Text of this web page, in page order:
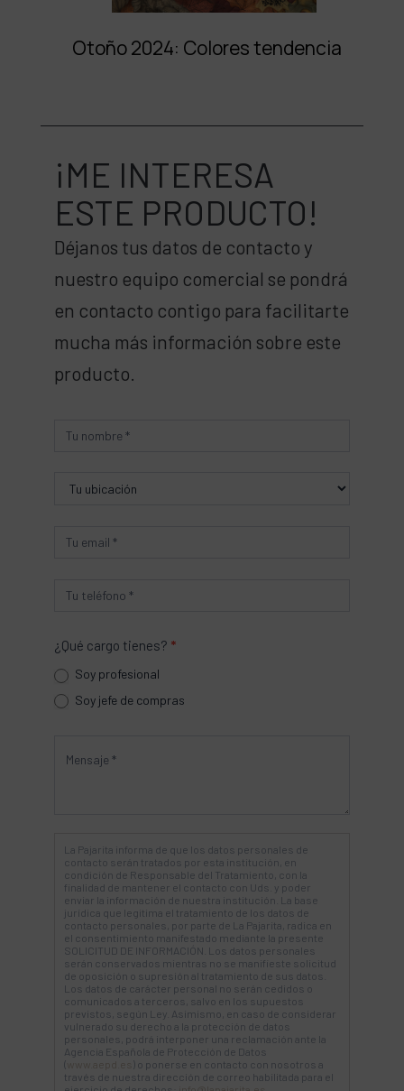
Otoño 2024: Colores tendencia
¡ME INTERESA
ESTE PRODUCTO!
Déjanos tus datos de contacto y
nuestro equipo comercial se pondrá
en contacto contigo para facilitarte
mucha más información sobre este
producto.
Producto
¿Qué cargo tienes? *
Soy profesional
Soy jefe de compras
La Pajarita informa de que los datos personales de
contacto serán tratados por esta institución, en
condición de Responsable del Tratamiento, con la
finalidad de mantener el contacto con Uds. y poder
enviar la información de nuestra institución. La base
jurídica que legitima el tratamiento de los datos de
contacto personales, por parte de La Pajarita, radica en
el consentimiento manifestado mediante la presente
SOLICITUD DE INFORMACIÓN. Los datos personales
serán conservados mientras no se manifieste solicitud
de oposición o supresión al tratamiento de sus datos.
Los datos de carácter personal no serán cedidos o
comunicados a terceros, salvo en los supuestos
previstos, según Ley. Asimismo, en caso de considerar
vulnerado su derecho a la protección de datos
personales, podrá interponer una reclamación ante la
Agencia Española de Protección de Datos
(
) o ponerse en contacto con nosotros a
través de nuestra dirección de correo habilitada para el